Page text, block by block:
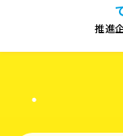
推進